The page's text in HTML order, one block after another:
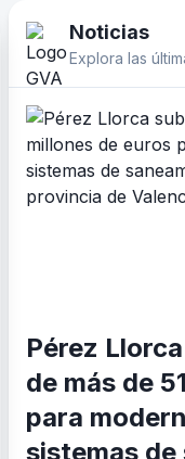
Noticias
Explora las
Pérez
de más de
para
sistemas